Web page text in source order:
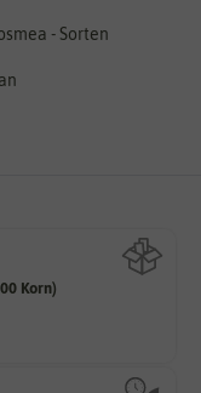
- Sorten
Korn)
viel ist enthalten